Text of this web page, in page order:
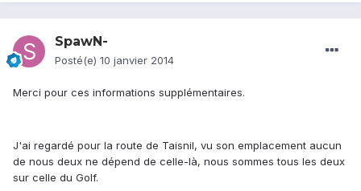
SpawN-
Posté(e) 10 janvier 2014
Merci pour ces informations supplémentaires.
J'ai regardé pour la route de Taisnil, vu son emplacement aucun
de nous deux ne dépend de celle-là, nous sommes tous les deux
sur celle du Golf.